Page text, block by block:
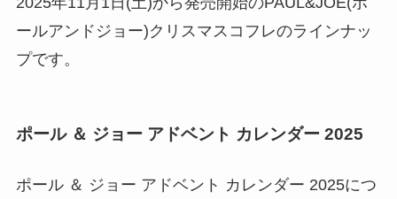
ールアンドジョー)クリスマスコフレのラインナッ
プです。
ポール ＆ ジョー アドベント カレンダー 2025
ポール ＆ ジョー アドベント カレンダー 2025につ